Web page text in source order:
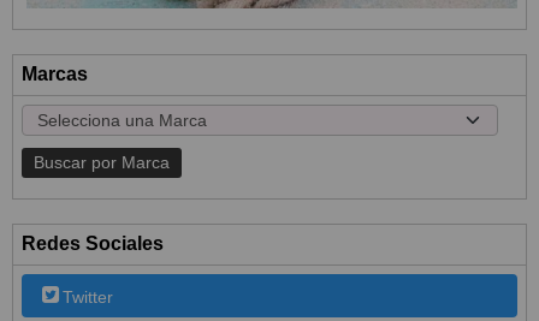
Marcas
Redes Sociales
Twitter